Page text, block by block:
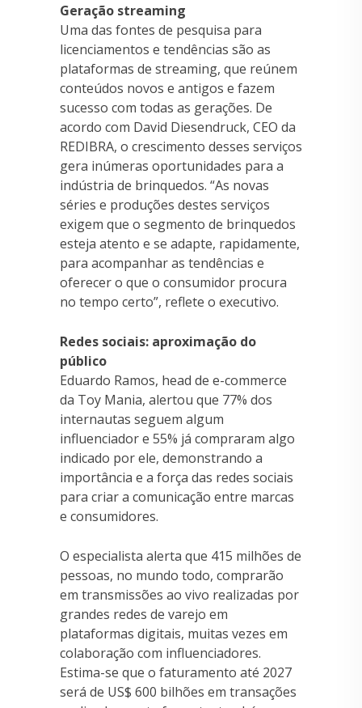
Geração streaming
Uma das fontes de pesquisa para
licenciamentos e tendências são as
plataformas de streaming, que reúnem
conteúdos novos e antigos e fazem
sucesso com todas as gerações. De
acordo com David Diesendruck, CEO da
REDIBRA, o crescimento desses serviços
gera inúmeras oportunidades para a
indústria de brinquedos. “As novas
séries e produções destes serviços
exigem que o segmento de brinquedos
esteja atento e se adapte, rapidamente,
para acompanhar as tendências e
oferecer o que o consumidor procura
no tempo certo”, reflete o executivo.
Redes sociais: aproximação do
público
Eduardo Ramos, head de e-commerce
da Toy Mania, alertou que 77% dos
internautas seguem algum
influenciador e 55% já compraram algo
indicado por ele, demonstrando a
importância e a força das redes sociais
para criar a comunicação entre marcas
e consumidores.
O especialista alerta que 415 milhões de
pessoas, no mundo todo, comprarão
em transmissões ao vivo realizadas por
grandes redes de varejo em
plataformas digitais, muitas vezes em
colaboração com influenciadores.
Estima-se que o faturamento até 2027
será de US$ 600 bilhões em transações